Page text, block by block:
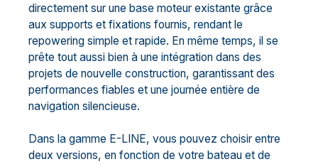
directement sur une base moteur existante grâce
aux supports et fixations fournis, rendant le
repowering simple et rapide. En même temps, il se
prête tout aussi bien à une intégration dans des
projets de nouvelle construction, garantissant des
performances fiables et une journée entière de
navigation silencieuse.
Dans la gamme E-LINE, vous pouvez choisir entre
deux versions, en fonction de votre bateau et de